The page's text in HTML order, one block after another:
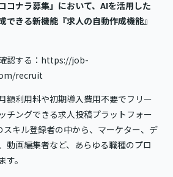
コナラ募集」において、AIを活用した
できる新機能『求人の自動作成機能』
認する： https://job-
recruit
額利用料や初期導入費用不要でフリー
チングできる求人投稿プラットフォー
スキル登録者の中から、マーケター、デ
動画編集者など、あらゆる職種のプロ
。